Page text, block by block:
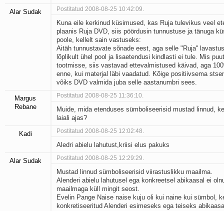
Alar Sudak Postitatud 2008-08-25 10:42:09.
Kuna eile kerkinud küsimused, kas Ruja tulevikus veel
plaanis Ruja DVD, siis pöördusin tunnustuse ja tänuga
poole, kellelt sain vastuseks:
Aitäh tunnustavate sõnade eest, aga selle "Ruja''
lõplikult ühel pool ja lisaetendusi kindlasti ei tule. Mis
tootmisse, siis vastavad ettevalmistused käivad, aga
enne, kui materjal läbi vaadatud. Kõige positiivsema
võiks DVD valmida juba selle aastanumbri sees.
Margus
Rebane
Postitatud 2008-08-25 11:36:10.
Muide, mida etenduses sümboliseerisid mustad linnud,
laiali ajas?
Kadi Postitatud 2008-08-25 12:02:48.
Aledri abielu lahutust,kriisi elus pakuks
Alar Sudak Postitatud 2008-08-25 12:29:29.
Mustad linnud sümboliseerisid viirastuslikku maailma.
Alenderi abielu lahutusel ega konkreetsel abikaasal ei
maailmaga küll mingit seost.
Evelin Pange Naise naise kuju oli kui naine kui sümbol,
konkretiseeritud Alenderi esimeseks ega teiseks